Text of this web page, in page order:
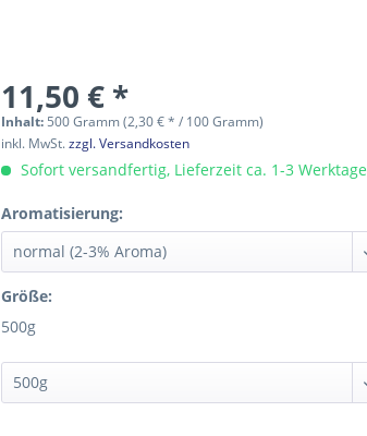
11,50 € *
Inhalt: 500 Gramm (2,30 € * / 100 Gramm)
inkl. MwSt.zzgl. Versandkosten
Sofort versandfertig, Lieferzeit ca. 1-3 Werktage
Aromatisierung:
Größe:
500g